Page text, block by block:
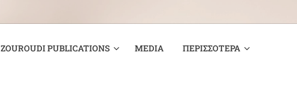
ZOUROUDI PUBLICATIONS MEDIA ΠΕΡΙΣΣΌΤΕΡΑ